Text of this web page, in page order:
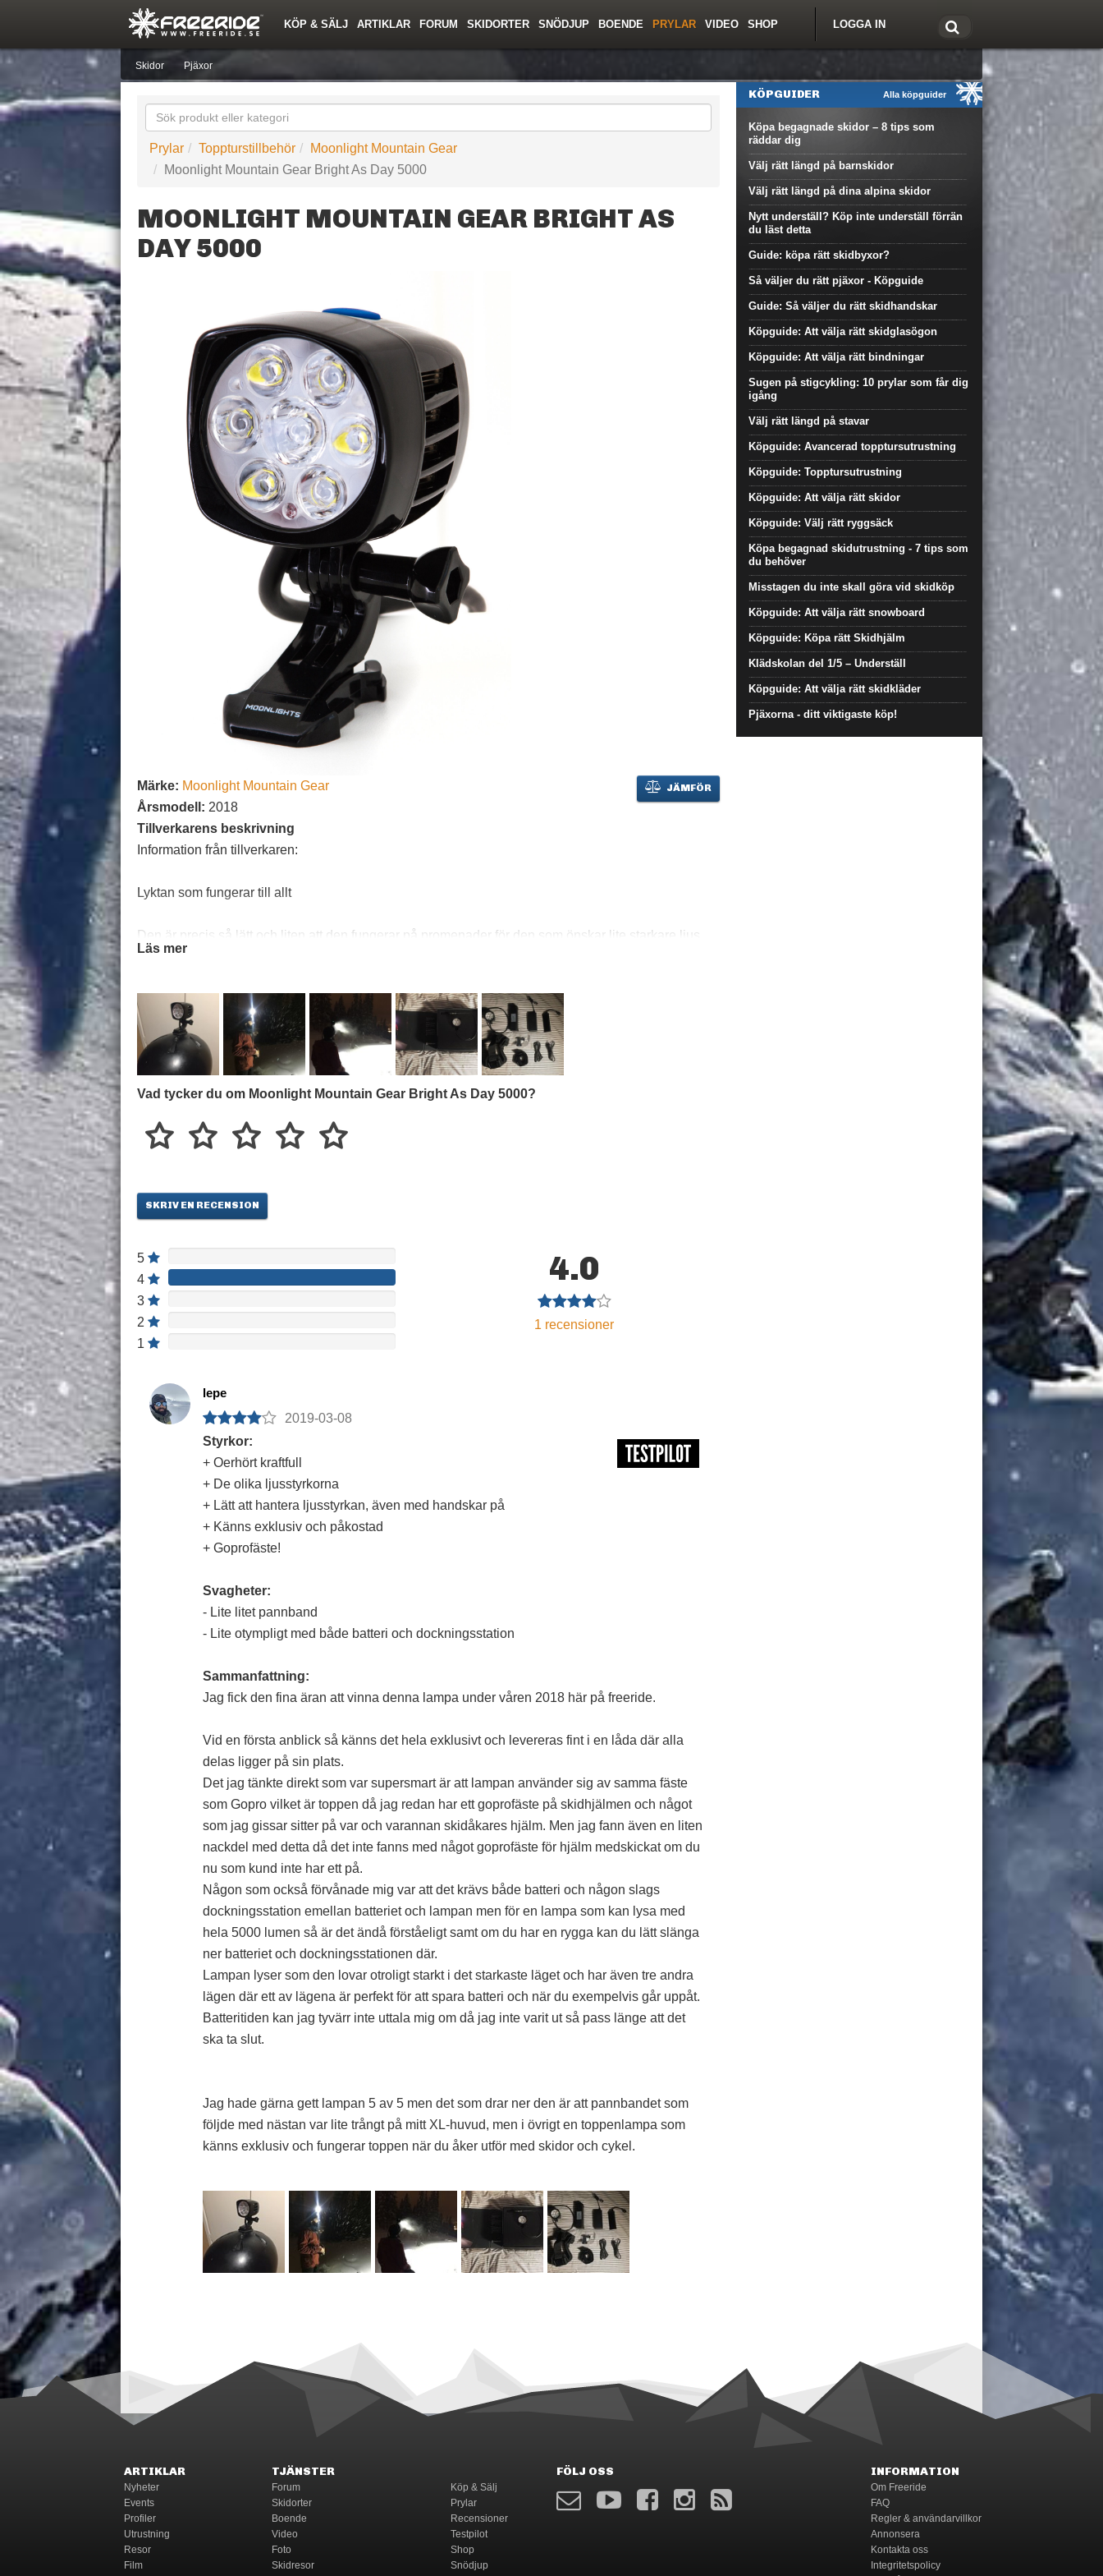
LOGGA IN
KÖP & SÄLJ ARTIKLAR
Nyheter Quiz Events
FORUM
Nya inlägg Forumlista
SKIDORTER
Snöfallstoppen Topplistor
SNÖDJUP BOENDE PRYLAR
Skidor Pjäxor
VIDEO
Årets Krasch
SHOP
Prylar Toppturstillbehör
Moonlight Mountain Gear
Moonlight Mountain Gear Bright As Day 5000
MOONLIGHT MOUNTAIN GEAR BRIGHT AS
DAY 5000
JÄMFÖR
Märke: Moonlight Mountain Gear
Årsmodell: 2018
Tillverkarens beskrivning
Information från tillverkaren:
Lyktan som fungerar till allt
Den är precis så lätt och liten att den fungerar på promenader för den som önskar lite starkare ljus,
jogging, toppturer på skidor eller cykling. Det är denna lykta som vi säljer mest av när det är lite fart
Lampan är 5000 äkta lumen och sprider ljuset väldigt bra samtidigt som den ger en lång ljuskägla.
Linserna är delade i var sin spridningszon från 12 graders spridning för lång längd till 50 grader för
spridning av ljus med mer bredd. Lampan har en inbyggd fläkt för att sörja för att du får ut max effekt
Läs mer
Vad tycker du om Moonlight Mountain Gear Bright As Day 5000?
SKRIV EN RECENSION
5
4
3
2
1
4.0
1 recensioner
lepe
2019-03-08
Styrkor:
+ Oerhört kraftfull
+ De olika ljusstyrkorna
+ Lätt att hantera ljusstyrkan, även med handskar på
+ Känns exklusiv och påkostad
+ Goprofäste!
Svagheter:
- Lite litet pannband
- Lite otympligt med både batteri och dockningsstation
Sammanfattning:
Jag fick den fina äran att vinna denna lampa under våren 2018 här på freeride.
Vid en första anblick så känns det hela exklusivt och levereras fint i en låda där alla
delas ligger på sin plats.
Det jag tänkte direkt som var supersmart är att lampan använder sig av samma fäste
som Gopro vilket är toppen då jag redan har ett goprofäste på skidhjälmen och något
som jag gissar sitter på var och varannan skidåkares hjälm. Men jag fann även en liten
nackdel med detta då det inte fanns med något goprofäste för hjälm medskickat om du
nu som kund inte har ett på.
Någon som också förvånade mig var att det krävs både batteri och någon slags
dockningsstation emellan batteriet och lampan men för en lampa som kan lysa med
hela 5000 lumen så är det ändå förståeligt samt om du har en rygga kan du lätt slänga
ner batteriet och dockningsstationen där.
Lampan lyser som den lovar otroligt starkt i det starkaste läget och har även tre andra
lägen där ett av lägena är perfekt för att spara batteri och när du exempelvis går uppåt.
Batteritiden kan jag tyvärr inte uttala mig om då jag inte varit ut så pass länge att det
ska ta slut.
Jag hade gärna gett lampan 5 av 5 men det som drar ner den är att pannbandet som
följde med nästan var lite trångt på mitt XL-huvud, men i övrigt en toppenlampa som
känns exklusiv och fungerar toppen när du åker utför med skidor och cykel.
Alla köpguider
KÖPGUIDER
Köpa begagnade skidor – 8 tips som
räddar dig
Välj rätt längd på barnskidor
Välj rätt längd på dina alpina skidor
Nytt underställ? Köp inte underställ förrän
du läst detta
Guide: köpa rätt skidbyxor?
Så väljer du rätt pjäxor - Köpguide
Guide: Så väljer du rätt skidhandskar
Köpguide: Att välja rätt skidglasögon
Köpguide: Att välja rätt bindningar
Sugen på stigcykling: 10 prylar som får dig
igång
Välj rätt längd på stavar
Köpguide: Avancerad topptursutrustning
Köpguide: Topptursutrustning
Köpguide: Att välja rätt skidor
Köpguide: Välj rätt ryggsäck
Köpa begagnad skidutrustning - 7 tips som
du behöver
Misstagen du inte skall göra vid skidköp
Köpguide: Att välja rätt snowboard
Köpguide: Köpa rätt Skidhjälm
Klädskolan del 1/5 – Underställ
Köpguide: Att välja rätt skidkläder
Pjäxorna - ditt viktigaste köp!
ARTIKLAR
Nyheter
Events
Profiler
Utrustning
Resor
Film
TJÄNSTER
Forum
Skidorter
Boende
Video
Foto
Skidresor
Köp & Sälj
Prylar
Recensioner
Testpilot
Shop
Snödjup
FÖLJ OSS INFORMATION
Om Freeride
FAQ
Regler & användarvillkor
Annonsera
Kontakta oss
Integritetspolicy